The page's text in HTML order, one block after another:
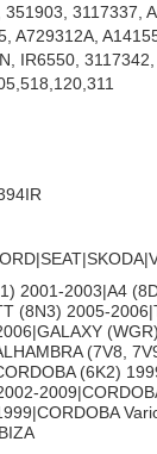
3117337,
A729312A,
IR6550,
2001-2003|A4
(8N3) 2005-
(7V8,
(6K2)